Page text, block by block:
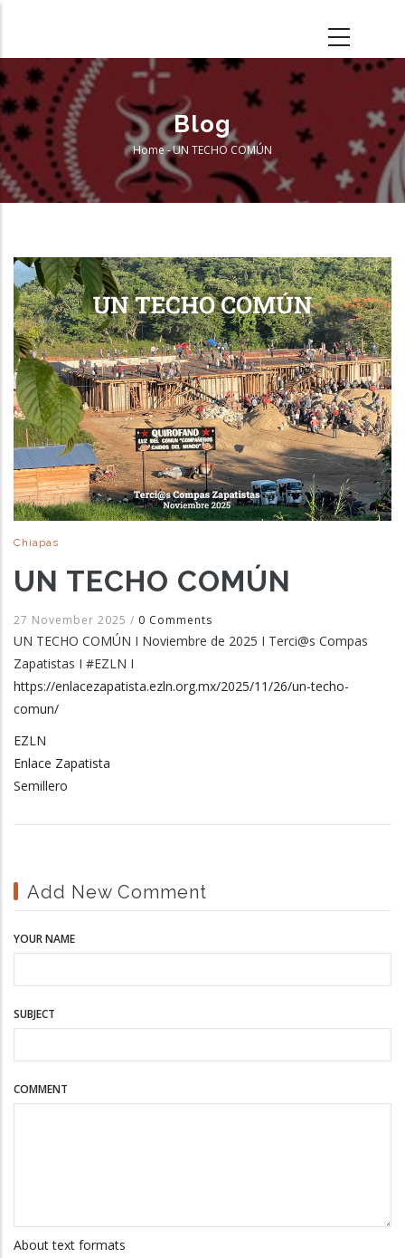
main
content
Blog
Breadcrumb
Home-UN TECHO COMÚN
Chiapas
UN TECHO COMÚN
27 November 2025 / 0 Comments
UN TECHO COMÚN I Noviembre de 2025 I Terci@s Compas
Zapatistas I #EZLN I
https://enlacezapatista.ezln.org.mx/2025/11/26/un-techo-
comun/
EZLN
Enlace Zapatista
Semillero
Add New Comment
YOUR NAME
SUBJECT
COMMENT
About text formats